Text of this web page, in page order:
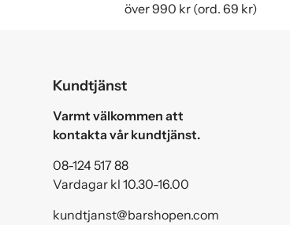
över 990 kr (ord. 69 kr)
Kundtjänst
Varmt välkommen att
kontakta vår kundtjänst.
08-124 517 88
Vardagar kl 10.30-16.00
kundtjanst@barshopen.com